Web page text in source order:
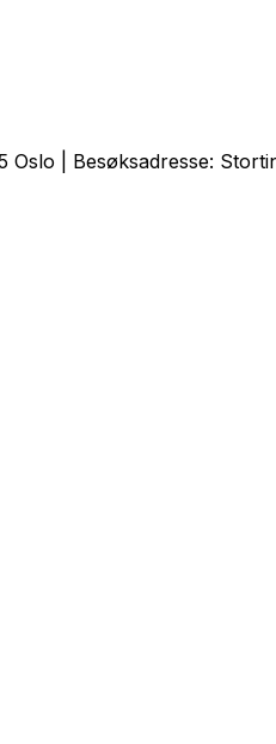
Oslo | Besøksadresse: